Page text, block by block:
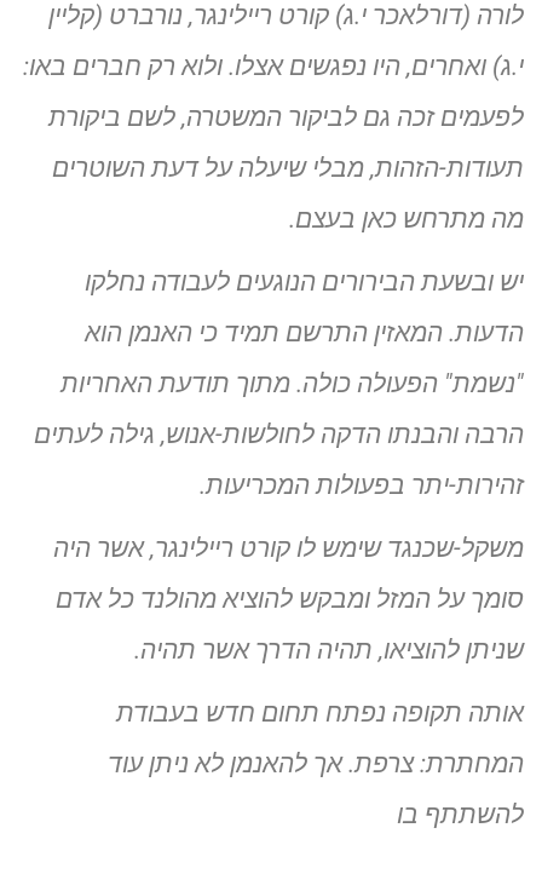
לורה (דורלאכר י.ג) קורט ריילינגר, נורברט (קליין
י.ג) ואחרים, היו נפגשים אצלו. ולוא רק חברים באו:
לפעמים זכה גם לביקור המשטרה, לשם ביקורת
תעודות-הזהות, מבלי שיעלה על דעת השוטרים
מה מתרחש כאן בעצם.
יש ובשעת הבירורים הנוגעים לעבודה נחלקו
הדעות. המאזין התרשם תמיד כי האנמן הוא
"נשמת" הפעולה כולה. מתוך תודעת האחריות
הרבה והבנתו הדקה לחולשות-אנוש, גילה לעתים
זהירות-יתר בפעולות המכריעות.
משקל-שכנגד שימש לו קורט ריילינגר, אשר היה
סומך על המזל ומבקש להוציא מהולנד כל אדם
שניתן להוציאו, תהיה הדרך אשר תהיה.
אותה תקופה נפתח תחום חדש בעבודת
המחתרת: צרפת. אך להאנמן לא ניתן עוד
להשתתף בו